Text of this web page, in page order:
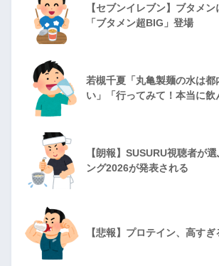
【セブンイレブン】ブタメ
「ブタメン超BIG」登場
若槻千夏「丸亀製麺の水は都
い」「行ってみて！本当に飲
【朗報】SUSURU視聴者が
ング2026が発表される
【悲報】プロテイン、高すぎ